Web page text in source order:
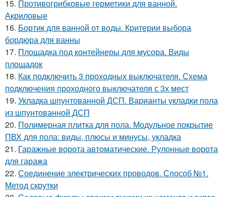
15. Противогрибковые герметики для ванной.
Акриловые
16. Бортик для ванной от воды. Критерии выбора
бордюра для ванны
17. Площадка под контейнеры для мусора. Виды
площадок
18. Как подключить 3 проходных выключателя. Схема
подключения проходного выключателя с 3х мест
19. Укладка шпунтованной ДСП. Варианты укладки пола
из шпунтованной ДСП
20. Полимерная плитка для пола. Модульное покрытие
ПВХ для пола: виды, плюсы и минусы, укладка
21. Гаражные ворота автоматические. Рулонные ворота
для гаража
22. Соединение электрических проводов. Способ №1.
Метод скрутки